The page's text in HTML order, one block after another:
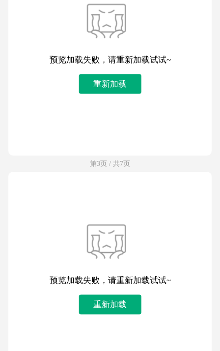
预览加载失败，请重新加载试试~
重新加载
第3页 / 共7页
预览加载失败，请重新加载试试~
重新加载